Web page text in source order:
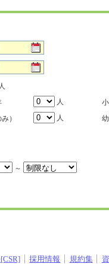
人
人
）
人
～
採用情報 規約集